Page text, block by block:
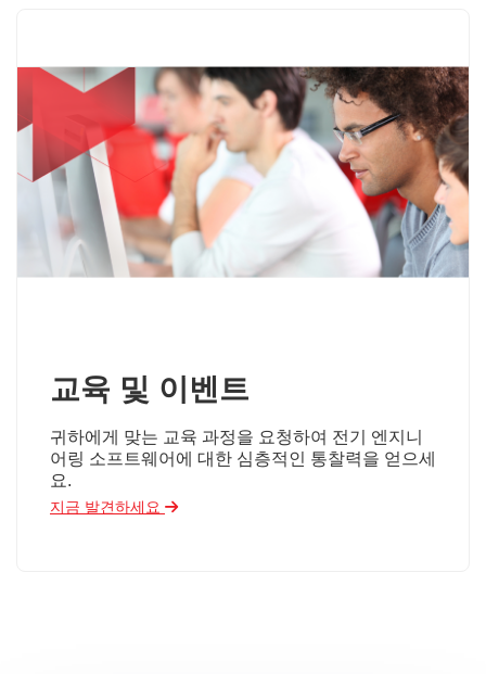
교육 및 이벤트
귀하에게 맞는 교육 과정을 요청하여 전기 엔지니
어링 소프트웨어에 대한 심층적인 통찰력을 얻으세
요.
지금 발견하세요